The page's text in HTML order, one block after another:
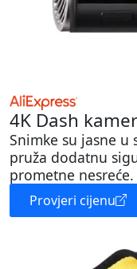
4K Dash
Snimke su jasne u
pruža dodatnu
prometne nesreće.
Provjeri cijenu